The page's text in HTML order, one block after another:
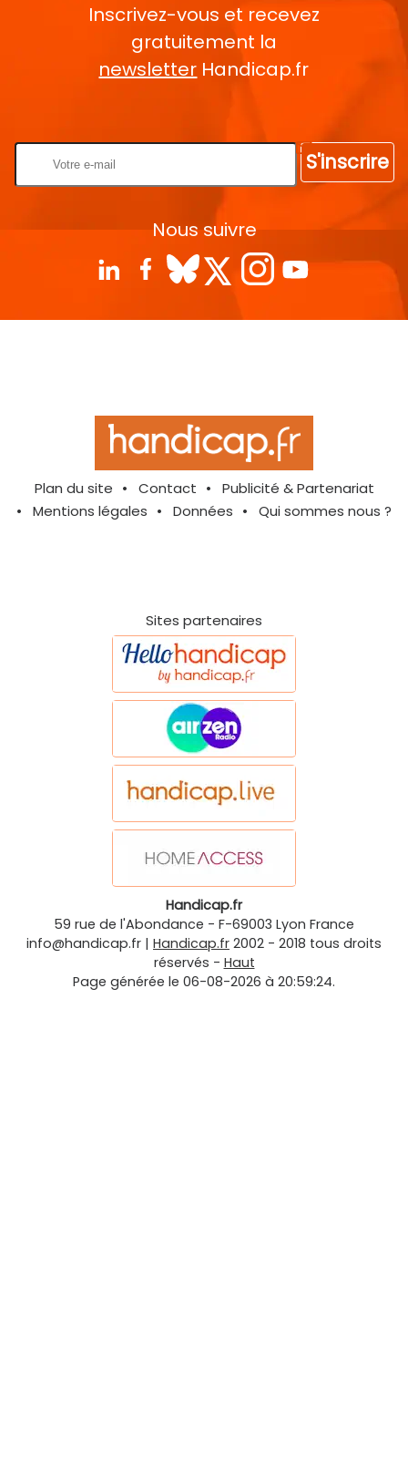
Inscrivez-vous et recevez
gratuitement la
newsletter Handicap.fr
S'inscrire
Nous suivre
Plan du site Contact
Publicité & Partenariat
Mentions légales
Données Qui sommes nous ?
Sites partenaires
Handicap.fr
59 rue de l'Abondance - F-69003 Lyon France
info@handicap.fr | Handicap.fr 2002 - 2018 tous droits
réservés - Haut
Page générée le 06-08-2026 à 20:59:24.